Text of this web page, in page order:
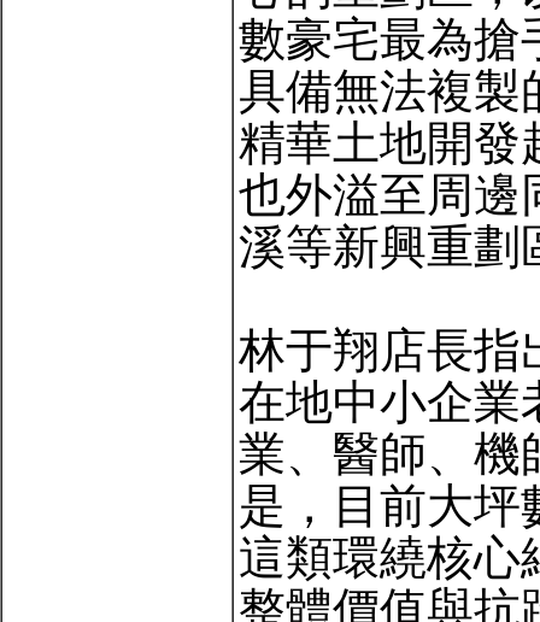
數豪宅最為搶
具備無法複製
精華土地開發
也外溢至周邊
溪等新興重劃
林于翔店長指
在地中小企業
業、醫師、機
是，目前大坪
這類環繞核心
整體價值與抗